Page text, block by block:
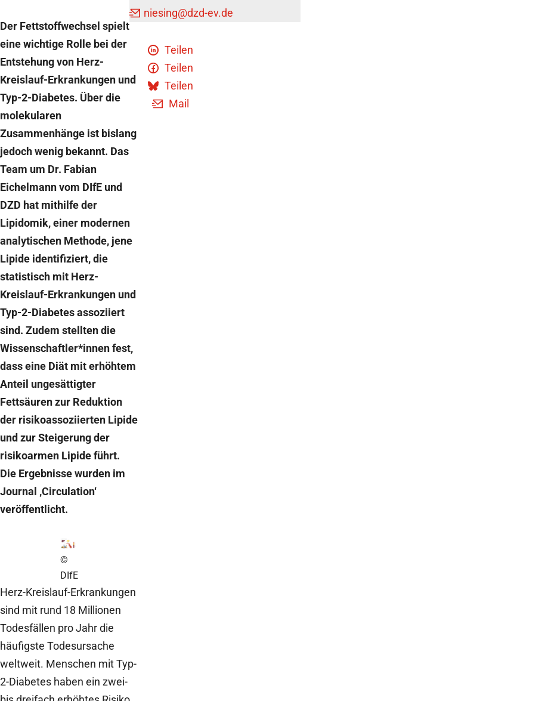
Der Fettstoffwechsel spielt
eine wichtige Rolle bei der
Entstehung von Herz-
Kreislauf-Erkrankungen und
Typ-2-Diabetes. Über die
molekularen
Zusammenhänge ist bislang
jedoch wenig bekannt. Das
Team um Dr. Fabian
Eichelmann vom DIfE und
DZD hat mithilfe der
Lipidomik, einer modernen
analytischen Methode, jene
Lipide identifiziert, die
statistisch mit Herz-
Kreislauf-Erkrankungen und
Typ-2-Diabetes assoziiert
sind. Zudem stellten die
Wissenschaftler*innen fest,
dass eine Diät mit erhöhtem
Anteil ungesättigter
Fettsäuren zur Reduktion
der risikoassoziierten Lipide
und zur Steigerung der
risikoarmen Lipide führt.
Die Ergebnisse wurden im
Journal ‚Circulation‘
veröffentlicht.
©
DIfE
Herz-Kreislauf-Erkrankungen
sind mit rund 18 Millionen
Todesfällen pro Jahr die
häufigste Todesursache
weltweit. Menschen mit Typ-
2-Diabetes haben ein zwei-
Teilen
Teilen
Teilen
Mail
niesing@dzd-ev.de